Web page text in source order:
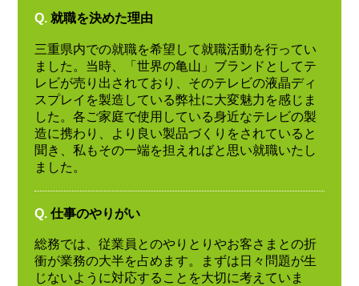
Q. 就職を決めた理由
三重県内での就職を希望して就職活動を行ってい
ました。当時、「世界の亀山」ブランドとしてテ
レビが売り出されており、そのテレビの液晶ディ
スプレイを製造している弊社に大変魅力を感じま
した。各ご家庭で使用している身近なテレビの製
造に携わり、より良い製品づくりをされていると
聞き、私もその一端を担えればと思い就職いたし
ました。
Q. 仕事のやりがい
総務では、従業員とのやりとりやお客さまとの折
衝が業務の大半を占めます。まずは日々問題が生
じないように対応することを大切に考えていま